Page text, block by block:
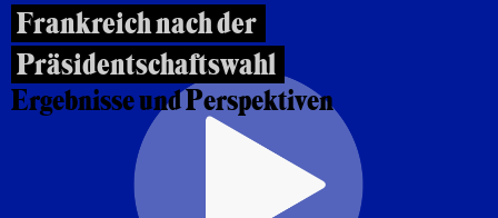
Frankreich nach der
Präsidentschaftswahl
Ergebnisse und Perspektiven